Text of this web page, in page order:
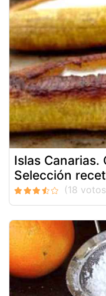
Islas Canarias.
Selección